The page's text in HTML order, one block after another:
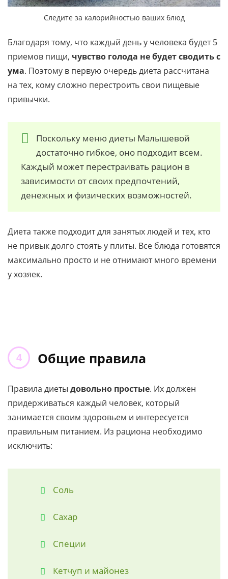
Следите за калорийностью ваших блюд
Благодаря тому, что каждый день у человека будет 5
приемов пищи, чувство голода не будет сводить с
ума. Поэтому в первую очередь диета рассчитана
на тех, кому сложно перестроить свои пищевые
привычки.
Поскольку меню диеты Малышевой
достаточно гибкое, оно подходит всем.
Каждый может перестраивать рацион в
зависимости от своих предпочтений,
денежных и физических возможностей.
Диета также подходит для занятых людей и тех, кто
не привык долго стоять у плиты. Все блюда готовятся
максимально просто и не отнимают много времени
у хозяек.
Общие правила
Правила диеты довольно простые. Их должен
придерживаться каждый человек, который
занимается своим здоровьем и интересуется
правильным питанием. Из рациона необходимо
исключить:
Соль
Сахар
Специи
Кетчуп и майонез